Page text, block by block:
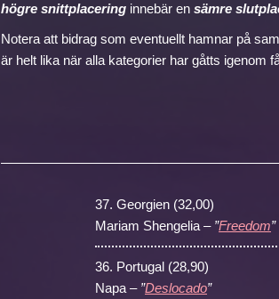
högre snittplacering innebär ensämre
Notera att bidrag som eventuellt hamnar på
är helt lika när alla kategorier har gåtts igenom
37. Georgien (32,00)
Mariam Shengelia – ”Freedom”
36. Portugal (28,90)
Napa – ”Deslocado”